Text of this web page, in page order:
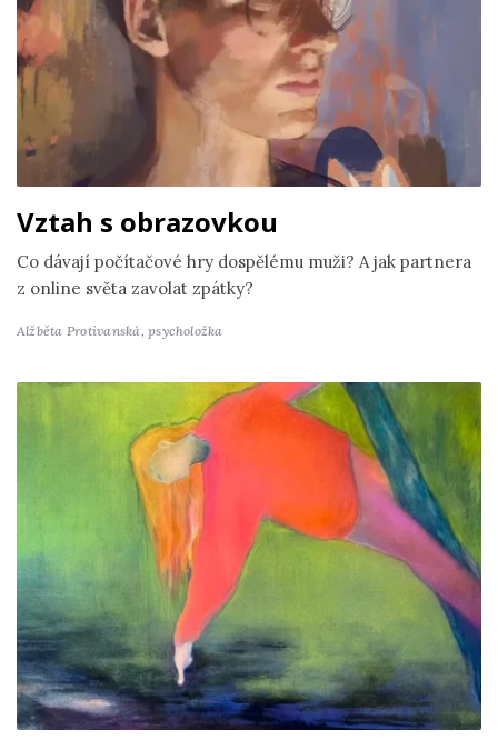
Vztah s obrazovkou
Co dávají počítačové hry dospělému muži? A jak partnera
z online světa zavolat zpátky?
Alžběta Protivanská,psycholožka